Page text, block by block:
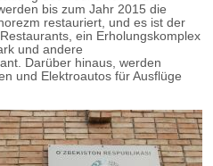
bis zum Jahr 2015 die
restauriert, und es ist der
ein Erholungskomplex
und andere
Darüber hinaus, werden
und Elektroautos für Ausflüge